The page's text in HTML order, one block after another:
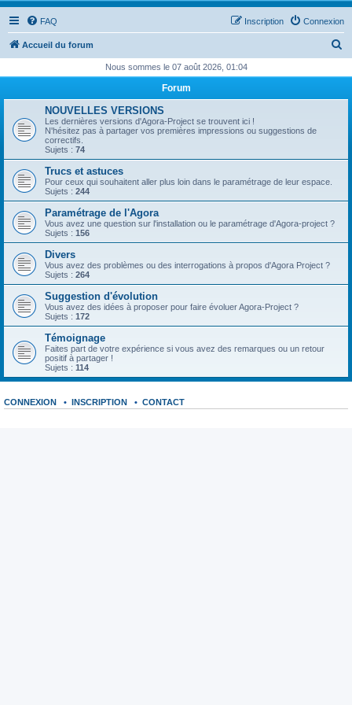
FAQ Connexion
Inscription
Accueil du forum
h
c
Nous sommes le 07 août 2026, 01:04
Forum
NOUVELLES VERSIONS
Les dernières versions d'Agora-Project se trouvent ici !
N'hésitez pas à partager vos premières impressions ou suggestions de
correctifs.
Sujets : 74
Trucs et astuces
Pour ceux qui souhaitent aller plus loin dans le paramétrage de leur espace.
Sujets : 244
Paramétrage de l'Agora
Vous avez une question sur l'installation ou le paramétrage d'Agora-project ?
Sujets : 156
Divers
Vous avez des problèmes ou des interrogations à propos d'Agora Project ?
Sujets : 264
Suggestion d'évolution
Vous avez des idées à proposer pour faire évoluer Agora-Project ?
Sujets : 172
Témoignage
Faites part de votre expérience si vous avez des remarques ou un retour
positif à partager !
Sujets : 114
CONNEXION • INSCRIPTION • CONTACT